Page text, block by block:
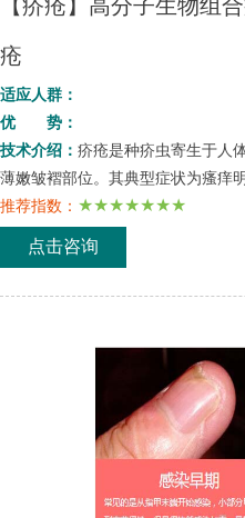
【疥疮】高分子生物组
疮
适应人群：
优 势：
技术介绍： 疥疮是种疥虫寄生于人
薄嫩皱褶部位。其典型症状为瘙痒
推荐指数： ★★★★★★★
点击咨询